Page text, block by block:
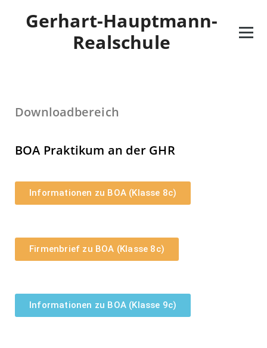
Gerhart-Hauptmann-
Realschule
Downloadbereich
BOA Praktikum an der GHR
Informationen zu BOA (Klasse 8c)
Firmenbrief zu BOA (Klasse 8c)
Informationen zu BOA (Klasse 9c)